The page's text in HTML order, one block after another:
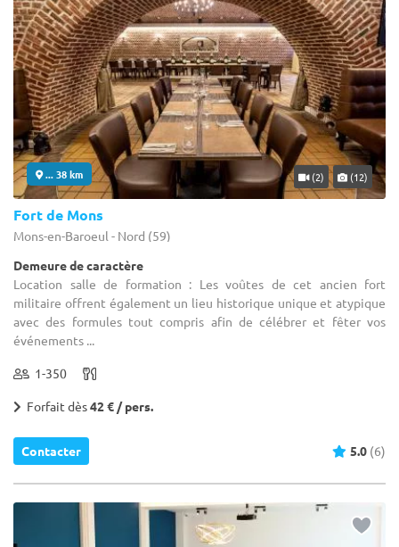
... 38 km (2) (12)
Fort de Mons
Mons-en-Baroeul - Nord (59)
Demeure de caractère
Location salle de formation : Les voûtes de cet ancien fort
militaire offrent également un lieu historique unique et atypique
avec des formules tout compris afin de célébrer et fêter vos
événements ...
1-350
Forfait dès42 € / pers.
Contacter 5.0 (6)